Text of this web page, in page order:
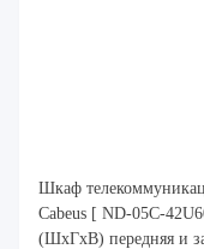
Шкаф
Cabeus [ ND-05C-
(ШхГхВ) передняя и